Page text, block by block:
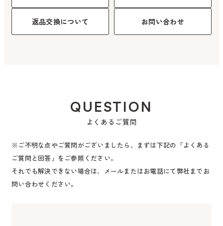
返品交換について お問い合わせ
QUESTION
よくあるご質問
※ご不明な点やご質問がございましたら、まずは下記の「よくある
ご質問と回答」をご参照ください。
それでも解決できない場合は、メールまたはお電話にて弊社までお
問い合わせください。